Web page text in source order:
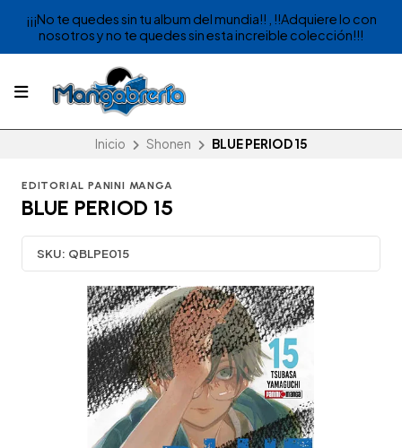
¡¡¡No te quedes sin tu album del mundia!! , !!Adquiere lo con
nosotros y no te quedes sin esta increible colección!!!
Inicio Shonen BLUE PERIOD 15
EDITORIAL PANINI MANGA
BLUE PERIOD 15
SKU: QBLPE015